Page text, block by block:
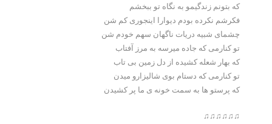
که بتونم زندگیمو به نگاه تو ببخشم
فکرشم نکرده بودم دیوارا اینجوری کم شن
چشمای شبیه دریات ناگهان سهم خودم شن
تو کنارمی که جاده میرسه به مرز آفتاب
که بهار شعله کشیده از دل زمین بی تاب
تو کنارمی که دستام بوی شالیزارو میدن
که پرستو ها به سمت خونه ی ما پر کشیدن
♫♫♫♫♫♫